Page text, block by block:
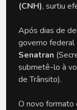
(CNH), surtiu
Após dias de
governo
Senatran
submetê-lo à
de Trânsito).
O novo formato